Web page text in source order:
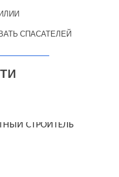
СПАСАТЕЛЕЙ
СТРОИТЕЛЬ